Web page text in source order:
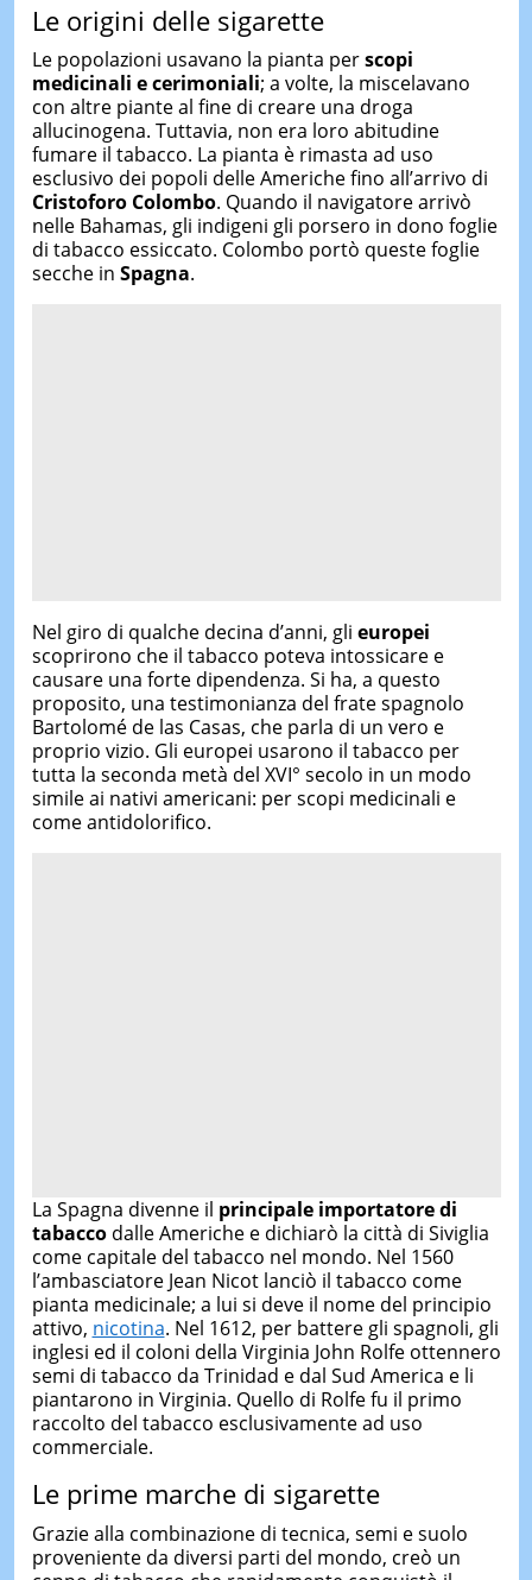
Le origini delle sigarette
Le popolazioni usavano la pianta perscopi
medicinali e cerimoniali; a volte, la miscelavano
con altre piante al fine di creare una droga
allucinogena. Tuttavia, non era loro abitudine
fumare il tabacco. La pianta è rimasta ad uso
esclusivo dei popoli delle Americhe fino all’arrivo di
Cristoforo Colombo. Quando il navigatore arrivò
nelle Bahamas, gli indigeni gli porsero in dono foglie
di tabacco essiccato. Colombo portò queste foglie
secche in Spagna.
Nel giro di qualche decina d’anni, gli europei
scoprirono che il tabacco poteva intossicare e
causare una forte dipendenza. Si ha, a questo
proposito, una testimonianza del frate spagnolo
Bartolomé de las Casas, che parla di un vero e
proprio vizio. Gli europei usarono il tabacco per
tutta la seconda metà del XVI° secolo in un modo
simile ai nativi americani: per scopi medicinali e
come antidolorifico.
La Spagna divenne il principale importatore di
tabaccodalle Americhe e dichiarò la città di Siviglia
come capitale del tabacco nel mondo. Nel 1560
l’ambasciatore Jean Nicot lanciò il tabacco come
pianta medicinale; a lui si deve il nome del principio
attivo, nicotina. Nel 1612, per battere gli spagnoli, gli
inglesi ed il coloni della Virginia John Rolfe ottennero
semi di tabacco da Trinidad e dal Sud America e li
piantarono in Virginia. Quello di Rolfe fu il primo
raccolto del tabacco esclusivamente ad uso
commerciale.
Le prime marche di sigarette
Grazie alla combinazione di tecnica, semi e suolo
proveniente da diversi parti del mondo, creò un